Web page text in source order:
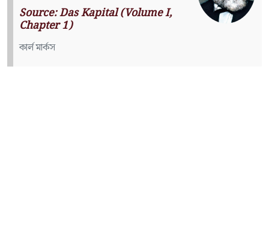
Source: Das Kapital (Volume I,
Chapter 1)
কার্ল মার্কস